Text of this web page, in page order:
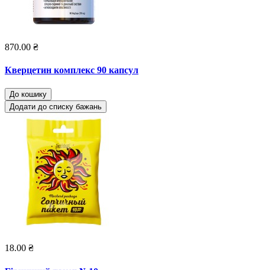
870.00 ₴
Кверцетин комплекс 90 капсул
До кошику
Додати до списку бажань
18.00 ₴